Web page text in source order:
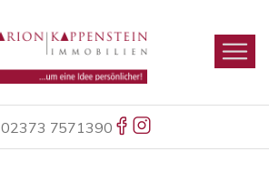
02373 7571390